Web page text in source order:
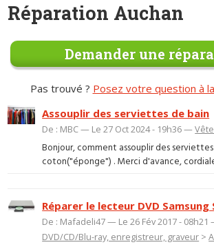
Réparation Auchan
Demander une
Pas trouvé ? Posez votre question à
Assouplir des serviettes de bain
De : MBC — Le 27 Oct 2024 - 19h36 —
Bonjour, comment assouplir des
coton("éponge") . Merci d'avance,
Réparer le lecteur DVD Samsung
De : Mafadeli47 — Le 26 Fév 2017 - 08h21
DVD/CD/Blu-ray, enregistreur, graveur >